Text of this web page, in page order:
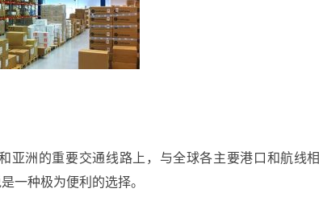
亚洲的重要交通线路上，与全球各主要港口和航线相
一种极为便利的选择。